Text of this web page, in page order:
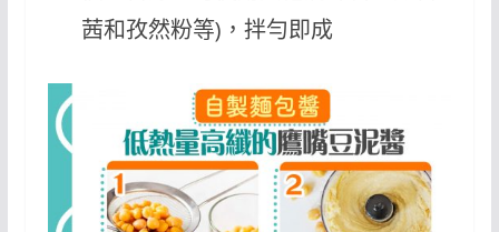
茜和孜然粉等)，拌勻即成